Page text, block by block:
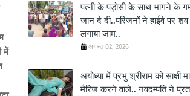
में
पत्नी के पड़ोसी के साथ भागने के
जान दे दी..परिजनों ने हाईवे पर
लगाया जाम..
अगस्त 02, 2026
अयोध्या में प्रभु श्रीराम को साक्षी
मैरिज करने वाले.. नवदम्पति ने